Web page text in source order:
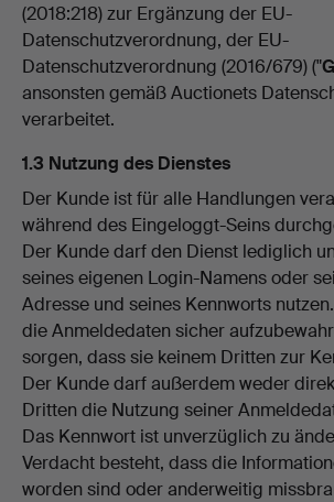
(2018:218) zur Ergänzung der EU-
Datenschutzverordnung, der EU-
Datenschutzverordnung (2016/679) ("
ansonsten gemäß Auctionets
verarbeitet.
1.3 Nutzung des Dienstes
Der Kunde ist für alle Handlungen
während des Eingeloggt-Seins
Der Kunde darf den Dienst lediglich
seines eigenen Login-Namens oder
Adresse und seines Kennworts
die Anmeldedaten sicher
sorgen, dass sie keinem Dritten zur
Der Kunde darf außerdem weder
Dritten die Nutzung seiner
Das Kennwort ist unverzüglich zu
Verdacht besteht, dass die
worden sind oder anderweitig